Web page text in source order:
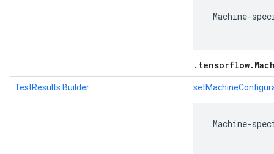
Machine-
TestResults.Builder
Machine-